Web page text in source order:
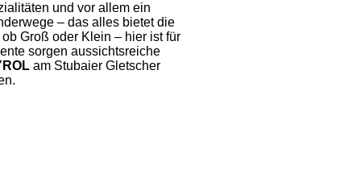
und vor allem ein
– das alles bietet die
Groß oder Klein – hier ist für
sorgen aussichtsreiche
am Stubaier Gletscher